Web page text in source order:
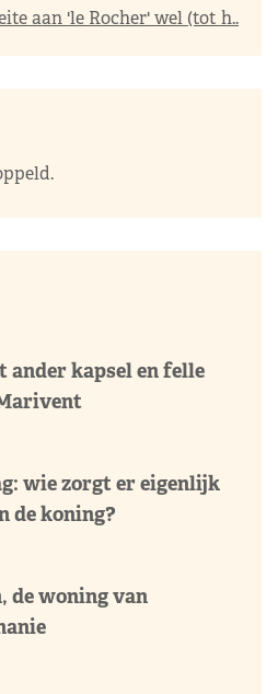
aan 'le Rocher' wel (tot h..
ander kapsel en felle
wie zorgt er eigenlijk
de koning?
de woning van